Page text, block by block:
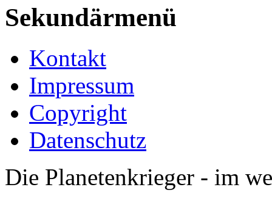
Sekundärmenü
Kontakt
Impressum
Copyright
Datenschutz
Die Planetenkrieger - im